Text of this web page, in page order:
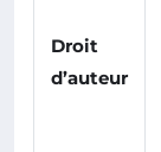
Droit
d’auteur